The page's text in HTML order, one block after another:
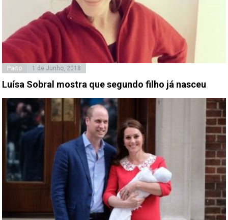
Parto 1 de Junho, 2018
Luísa Sobral mostra que segundo filho já nasceu